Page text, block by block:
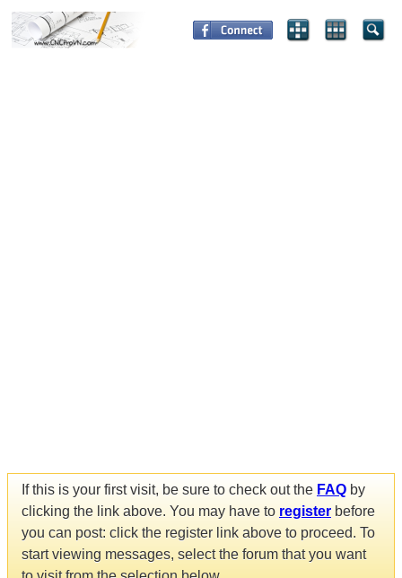
If this is your first visit, be sure to check out the FAQ by
clicking the link above. You may have to register before
you can post: click the register link above to proceed. To
start viewing messages, select the forum that you want